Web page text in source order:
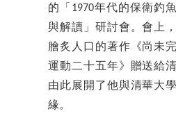
的「1970年代的保衛釣
與解讀」研討會。會上
膾炙人口的著作《尚未
運動二十五年》贈送給
由此展開了他與清華大
緣。